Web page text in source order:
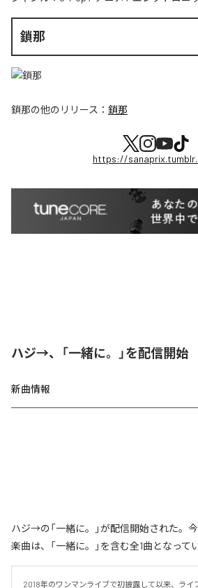
鎖那
鎖那の他のリリース： 鎖那
https://
ハジ→、「一緒に。」を配信開始
新曲情報
ハジ→の「一緒に。」が配信開始された。
楽曲は、「一緒に。」を含む全1曲となって
2018年のワンマンライブで初披露して以来、ライ